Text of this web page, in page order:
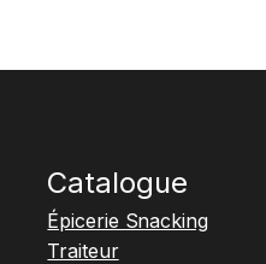
Catalogue
Épicerie Snacking
Traiteur